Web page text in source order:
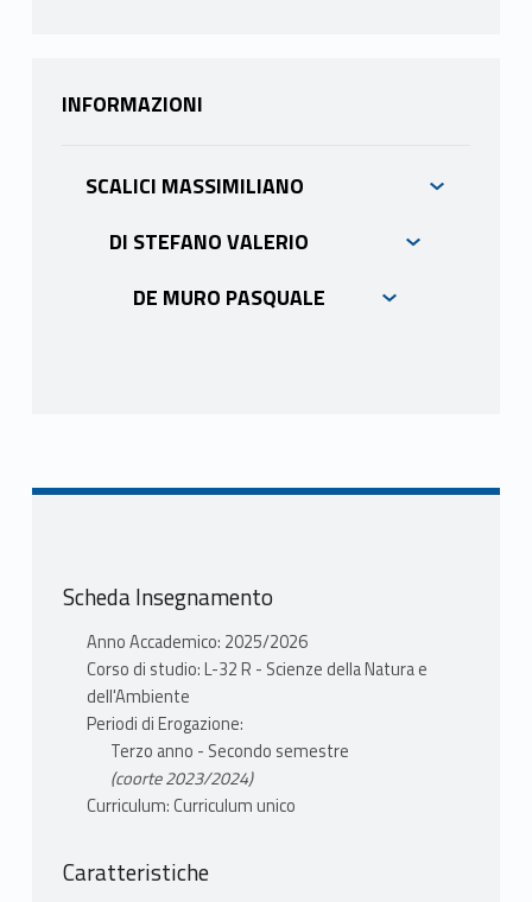
INFORMAZIONI
SCALICI MASSIMILIANO
DI STEFANO VALERIO
DE MURO PASQUALE
Scheda Insegnamento
Anno Accademico: 2025/2026
Corso di studio: L-32 R - Scienze della Natura e
dell'Ambiente
Periodi di Erogazione:
Terzo anno - Secondo semestre
(coorte 2023/2024)
Curriculum: Curriculum unico
Caratteristiche